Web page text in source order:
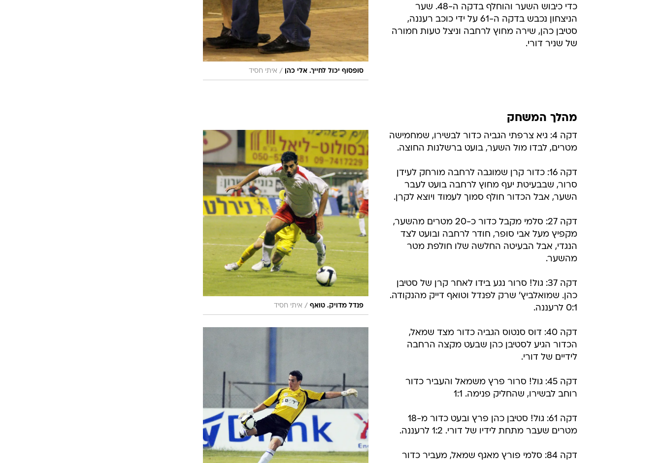
סופסוף יכול לחייך. אלי כהן / איתי חסיד
כדי כיבוש השער והוחלף בדקה ה-48. שער
הניצחון נכבש בדקה ה-61 על ידי כוכב רעננה,
סטיבן כהן, שירה מחוץ לרחבה וניצל טעות חמורה
של שניר דורי.
מהלך המשחק
פנדל מדויק. טואף / איתי חסיד
דקה 4: גיא צרפתי הגביה כדור לבשירו, שמחמישה
מטרים, לבדו מול השער, בועט ברשלנות החוצה.
דקה 16: כדור קרן שמוגבה לרחבה מורחק לעידן
סרור, שבבעיטת יעף מחוץ לרחבה בועט לעבר
השער, אבל הכדור חולף סמוך לעמוד ויוצא לקרן.
דקה 27: סלמי מקבל כדור כ-20 מטרים מהשער,
מקפיץ מעל אבי סופר, חודר לרחבה ובועט לצד
הנגדי, אבל הבעיטה החלשה שלו חולפת מטר
מהשער.
דקה 37: גול! סרור נגע בידו לאחר קרן של סטיבן
כהן. שמואלביץ' שרק לפנדל וטואף דייק מהנקודה.
0:1 לרעננה.
דקה 40: דוס סנטוס הגביה כדור מצד שמאל,
הכדור הגיע לסטיבן כהן שבעט מקצה הרחבה
לידיים של דורי.
דקה 45: גול! סרור פרץ משמאל והעביר כדור
רוחב לבשירו, שהחליק פנימה. 1:1
דקה 61: גול! סטיבן כהן פרץ ובעט כדור מ-18
מטרים שעבר מתחת לידיו של דורי. 1:2 לרעננה.
דקה 84: סלמי פורץ מאגף שמאל, מעביר כדור